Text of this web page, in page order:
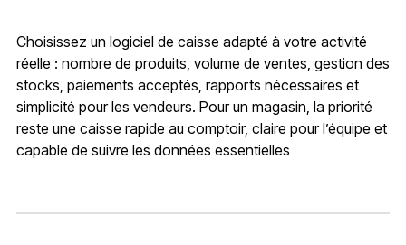
Choisissez un logiciel de caisse adapté à votre activité
réelle : nombre de produits, volume de ventes, gestion des
stocks, paiements acceptés, rapports nécessaires et
simplicité pour les vendeurs. Pour un magasin, la priorité
reste une caisse rapide au comptoir, claire pour l’équipe et
capable de suivre les données essentielles